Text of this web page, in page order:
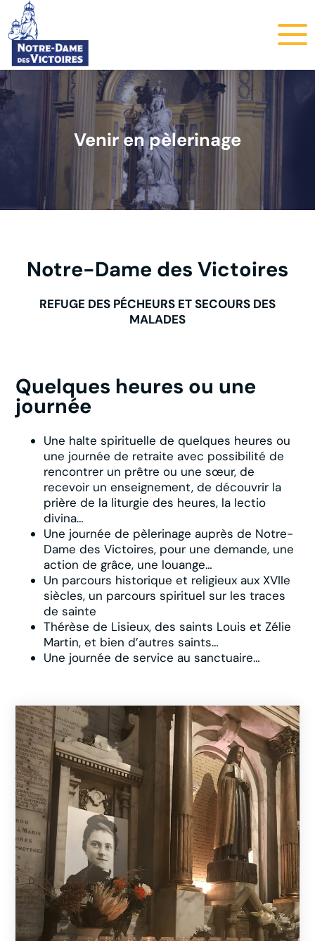
Venir en pèlerinage
Notre-Dame des Victoires
REFUGE DES PÉCHEURS ET SECOURS DES
MALADES
Quelques heures ou une
journée
Une halte spirituelle de quelques heures ou
une journée de retraite avec possibilité de
rencontrer un prêtre ou une sœur, de
recevoir un enseignement, de découvrir la
prière de la liturgie des heures, la lectio
divina…
Une journée de pèlerinage auprès de Notre-
Dame des Victoires, pour une demande, une
action de grâce, une louange…
Un parcours historique et religieux aux XVIIe
siècles, un parcours spirituel sur les traces
de sainte
Thérèse de Lisieux, des saints Louis et Zélie
Martin, et bien d’autres saints…
Une journée de service au sanctuaire…